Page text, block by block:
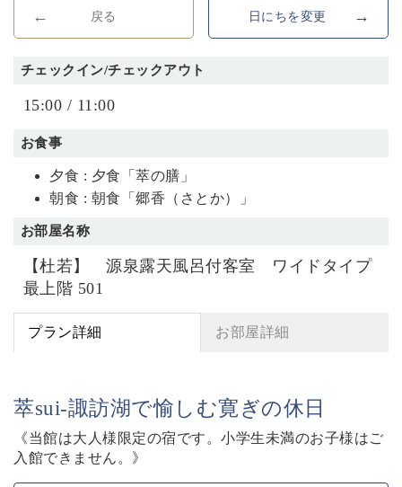
戻る 日にちを変更
チェックイン/チェックアウト
15:00 / 11:00
お食事
夕食 : 夕食「萃の膳」
朝食 : 朝食「郷香（さとか）」
お部屋名称
【杜若】 源泉露天風呂付客室 ワイドタイプ
最上階 501
プラン詳細 お部屋詳細
萃sui-諏訪湖で愉しむ寛ぎの休日
《当館は大人様限定の宿です。小学生未満のお子様はご
入館できません。》